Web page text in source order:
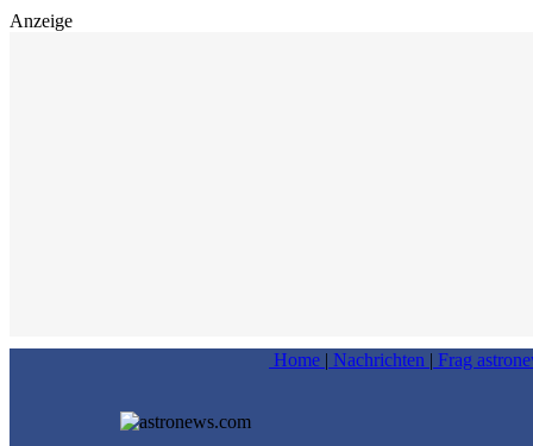
Anzeige
Home | Nachrichten | Frag